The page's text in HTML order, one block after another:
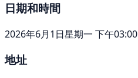
日期和時間
2026年6月1日星期一 下午03:00
地址